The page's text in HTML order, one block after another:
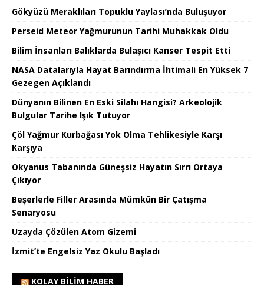
Gökyüzü Meraklıları Topuklu Yaylası’nda Buluşuyor
Perseid Meteor Yağmurunun Tarihi Muhakkak Oldu
Bilim İnsanları Balıklarda Bulaşıcı Kanser Tespit Etti
NASA Datalarıyla Hayat Barındırma İhtimali En Yüksek 7
Gezegen Açıklandı
Dünyanın Bilinen En Eski Silahı Hangisi? Arkeolojik
Bulgular Tarihe Işık Tutuyor
Çöl Yağmur Kurbağası Yok Olma Tehlikesiyle Karşı
Karşıya
Okyanus Tabanında Güneşsiz Hayatın Sırrı Ortaya
Çıkıyor
Beşerlerle Filler Arasında Mümkün Bir Çatışma
Senaryosu
Uzayda Çözülen Atom Gizemi
İzmit’te Engelsiz Yaz Okulu Başladı
KOLAY BILIM HABER